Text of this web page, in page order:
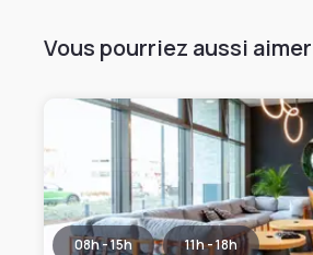
Vous pourriez aussi aimer
08h - 15h 11h - 18h